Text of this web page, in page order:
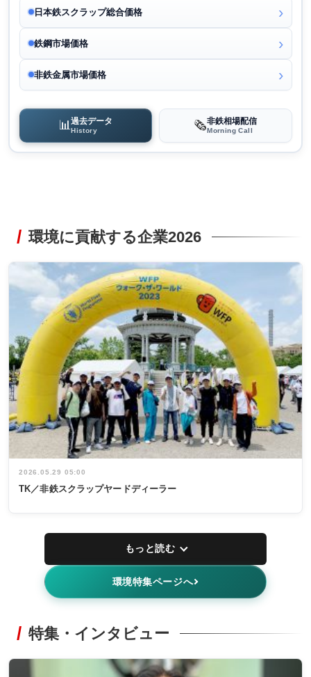
日本鉄スクラップ総合価格
鉄鋼市場価格
非鉄金属市場価格
📊過去データ
History 🗞️非鉄相場配信
Morning Call
環境に貢献する企業2026
2026.05.29 05:00
TK／非鉄スクラップヤードディーラー
もっと読む
環境特集ページへ
特集・インタビュー